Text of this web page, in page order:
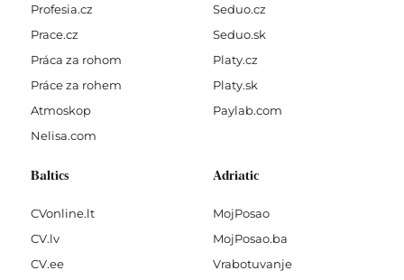
Profesia.cz
Prace.cz
Práca za rohom
Práce za rohem
Atmoskop
Nelisa.com
Seduo.cz
Seduo.sk
Platy.cz
Platy.sk
Paylab.com
Baltics
CVonline.lt
CV.lv
CV.ee
Adriatic
MojPosao
MojPosao.ba
Vrabotuvanje